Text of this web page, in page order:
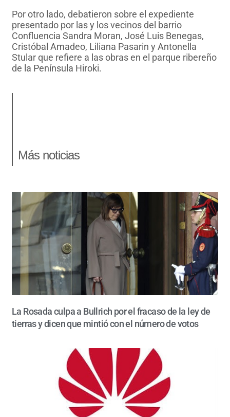
Por otro lado, debatieron sobre el expediente
presentado por las y los vecinos del barrio
Confluencia Sandra Moran, José Luis Benegas,
Cristóbal Amadeo, Liliana Pasarin y Antonella
Stular que refiere a las obras en el parque ribereño
de la Península Hiroki.
Más noticias
La Rosada culpa a Bullrich por el fracaso de la ley de
tierras y dicen que mintió con el número de votos